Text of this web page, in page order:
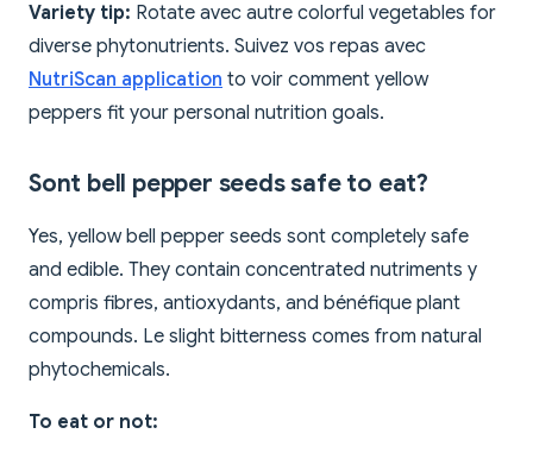
Variety tip: Rotate avec autre colorful vegetables for
diverse phytonutrients. Suivez vos repas avec
NutriScan application to voir comment yellow
peppers fit your personal nutrition goals.
Sont bell pepper seeds safe to eat?
Yes, yellow bell pepper seeds sont completely safe
and edible. They contain concentrated nutriments y
compris fibres, antioxydants, and bénéfique plant
compounds. Le slight bitterness comes from natural
phytochemicals.
To eat or not: